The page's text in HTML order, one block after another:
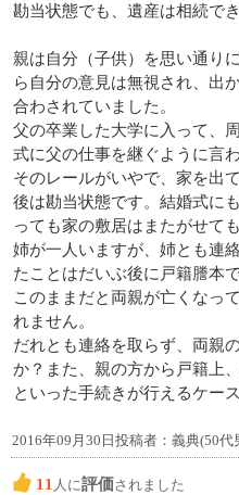
勘当状態でも、遺産は相続で
親は自分（子供）を思い通り
ら自分の意見は無視され、出
合わされていました。
父の卒業した大学に入って、
式に父の仕事を継ぐように言
そのレールがいやで、家を出
後は勘当状態です。結婚式に
っても家の敷居はまたがせて
姉が一人いますが、姉とも連
たことはだいぶ後に戸籍謄本
このままだと両親が亡くなっ
れません。
だれとも連絡を取らず、両親
か？また、親の方から戸籍上
といった手続きが行えるケー
2016年09月30日投稿者：義典(50代
11 人に評価されました